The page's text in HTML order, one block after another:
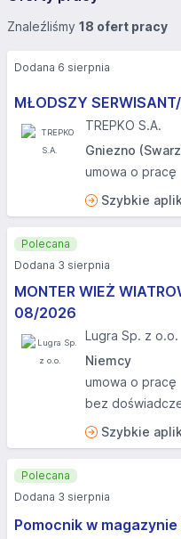
Znaleźliśmy 18 ofert pracy
MŁODSZY
TREPKO S.A.
Gniezno
umowa o pracę
Szybkie
Dodana 6 sierpnia
MONTER WIEŻ
08/2026
Lugra Sp. z o.o.
Niemcy
umowa o pracę
bez
Szybkie
Polecana
Dodana 3 sierpnia
Pomocnik w
Polecana
Dodana 3 sierpnia